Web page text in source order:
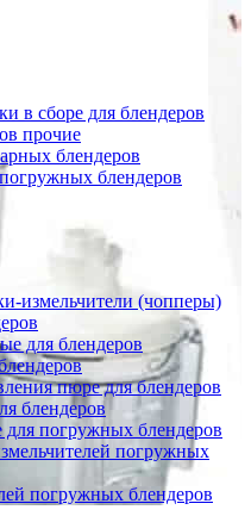
в сборе для блендеров
прочие
блендеров
блендеров
измельчители (чопперы)
для блендеров
пюре для блендеров
блендеров
для погружных блендеров
погружных
погружных блендеров